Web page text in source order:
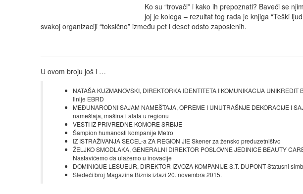
Ko su “trovači” i kako ih prepoznati? Baveći se
joj je kolega – rezultat tog rada je knjiga “Teški
svakoj organizaciji “toksično” između pet i deset odsto zaposlenih.
U ovom broju još i …
NATAŠA KUZMANOVSKI, DIREKTORKA IDENTITETA I KOMUNIKACIJA
linije EBRD
MEĐUNARODNI SAJAM NAMEŠTAJA, OPREME I UNUTRAŠNJE DEKORACIJE I
nameštaja, mašina i alata u regionu
VESTI IZ PRIVREDNE KOMORE SRBIJE
Šampion humanosti kompanije Metro
IZ ISTRAŽIVANJA SECEL-a ZA REGION JIE Skener za žensko preduzetništvo
ŽELJKO SMODLAKA, GENERALNI DIREKTOR POSLOVNE JEDINICE BEAUTY
Nastavićemo da ulažemo u inovacije
DOMINIQUE LESUEUR, DIREKTOR IZVOZA KOMPANIJE S.T. DUPONT Statusni
Sledeći broj Magazina Biznis izlazi 20. novembra 2015.